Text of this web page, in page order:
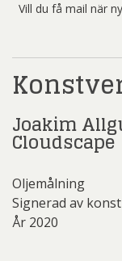
Vill du få mail när
Joakim
Cloudscape
Oljemålning
Signerad av
År 2020